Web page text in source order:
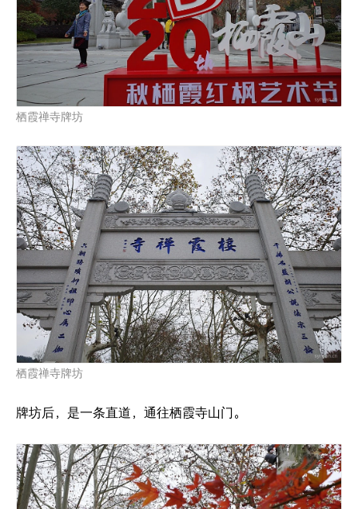
栖霞禅寺牌坊
栖霞禅寺牌坊
牌坊后，是一条直道，通往栖霞寺山门。